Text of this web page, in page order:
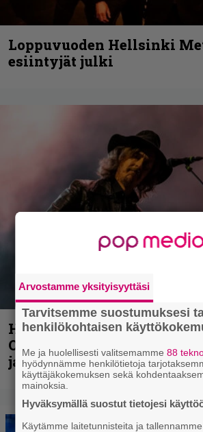
Loppuvuoden Hellsinki
esiintyjät julki
Hellsinki Metal Festival
Opeth, Misþyrming,
ja muita lauantain
Arvostamme yksityisyyttäsi
Tarvitsemme suostumuksesi
henkilökohtaisen
Me ja huolellisesti valitsemamme88
hyödynnämme henkilötietoja
käyttäjäkokemuksen sekä
mainoksia.
Hyväksymällä suostut tietojesi
Käytämme laitetunnisteita ja